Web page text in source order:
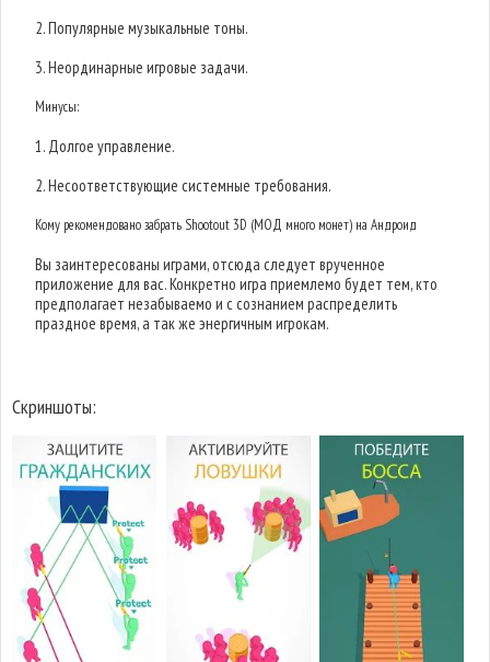
2. Популярные музыкальные тоны.
3. Неординарные игровые задачи.
Минусы:
1. Долгое управление.
2. Несоответствующие системные требования.
Кому рекомендовано забрать Shootout 3D (МОД много монет) на Андроид
Вы заинтересованы играми, отсюда следует врученное
приложение для вас. Конкретно игра приемлемо будет тем, кто
предполагает незабываемо и с сознанием распределить
праздное время, а так же энергичным игрокам.
Скриншоты: